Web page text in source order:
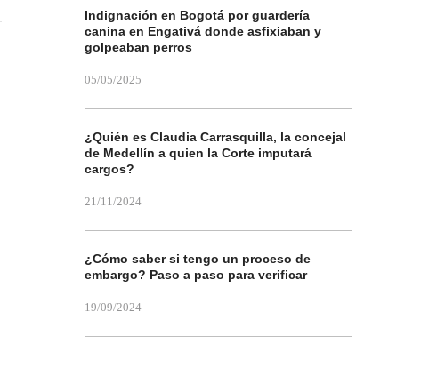
Indignación en Bogotá por guardería
canina en Engativá donde asfixiaban y
golpeaban perros
05/05/2025
¿Quién es Claudia Carrasquilla, la concejal
de Medellín a quien la Corte imputará
cargos?
21/11/2024
¿Cómo saber si tengo un proceso de
embargo? Paso a paso para verificar
19/09/2024